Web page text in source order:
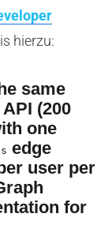
hierzu:
same
(200
one
edge
user per
for